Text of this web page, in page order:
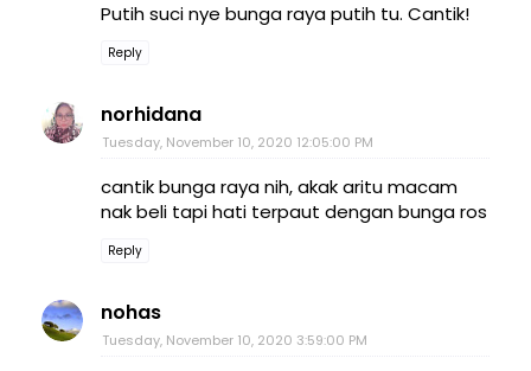
Putih suci nye bunga raya putih tu. Cantik!
Reply
norhidana
Tuesday, November 10, 2020 12:05:00 PM
cantik bunga raya nih, akak aritu macam
nak beli tapi hati terpaut dengan bunga ros
Reply
nohas
Tuesday, November 10, 2020 3:59:00 PM